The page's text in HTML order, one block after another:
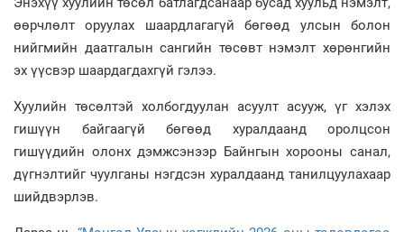
өөрчлөлт оруулах шаардлагагүй бөгөөд улсын болон
нийгмийн даатгалын сангийн төсөвт нэмэлт хөрөнгийн
эх үүсвэр шаардагдахгүй гэлээ.
Хуулийн төсөлтэй холбогдуулан асуулт асууж, үг хэлэх
гишүүн байгаагүй бөгөөд хуралдаанд оролцсон
гишүүдийн олонх дэмжсэнээр Байнгын хорооны санал,
дүгнэлтийг чуулганы нэгдсэн хуралдаанд танилцуулахаар
шийдвэрлэв.